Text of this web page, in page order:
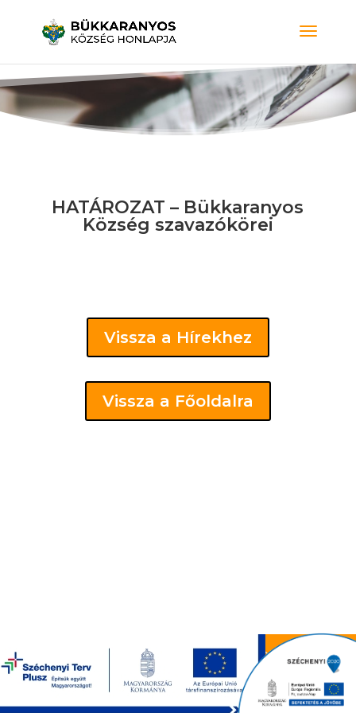
HATÁROZAT – Bükkaranyos
Község szavazókörei
Vissza a Hírekhez
Vissza a Főoldalra
Bükkaranyos Község Önkormányzata 2019. | 3554
Bükkaranyos, Petőfi út 100. | Tel.: +36 46 476 352 |
Készítette a DOTZ Company -www.dotz.hu